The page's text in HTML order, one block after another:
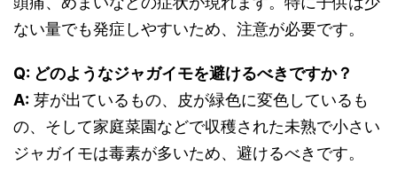
ない量でも発症しやすいため、注意が必要です。
Q: どのようなジャガイモを避けるべきですか？
A: 芽が出ているもの、皮が緑色に変色しているも
の、そして家庭菜園などで収穫された未熟で小さい
ジャガイモは毒素が多いため、避けるべきです。